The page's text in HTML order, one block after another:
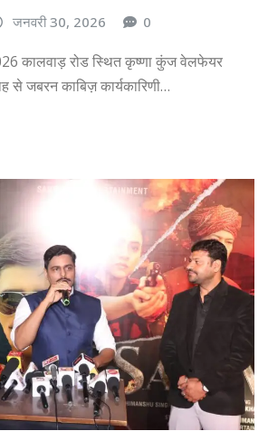
जनवरी 30, 2026 0
कालवाड़ रोड स्थित कृष्णा कुंज वेलफेयर
से जबरन काबिज़ कार्यकारिणी…